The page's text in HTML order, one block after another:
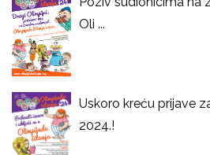
Oli ...
Uskoro kreću prijave
2024.!